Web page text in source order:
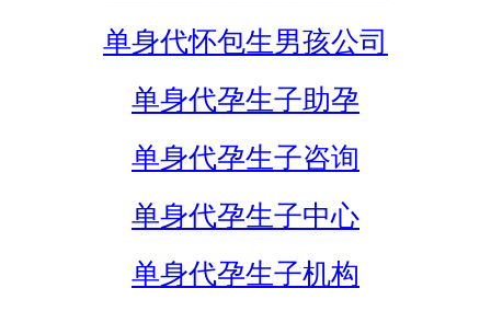
单身代怀包生男孩公司
单身代孕生子助孕
单身代孕生子咨询
单身代孕生子中心
单身代孕生子机构